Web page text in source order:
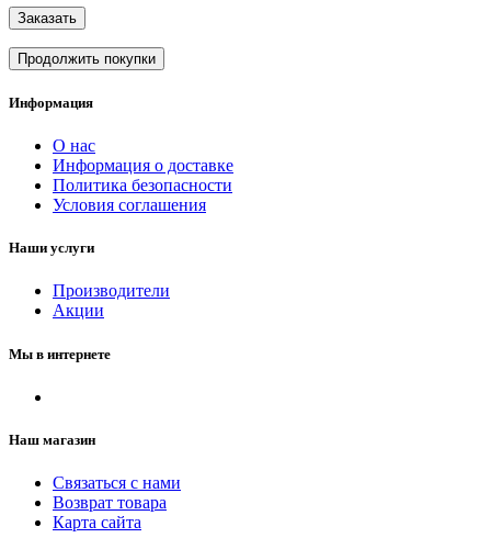
Заказать
Продолжить покупки
Информация
О нас
Информация о доставке
Политика безопасности
Условия соглашения
Наши услуги
Производители
Акции
Мы в интернете
Наш магазин
Связаться с нами
Возврат товара
Карта сайта